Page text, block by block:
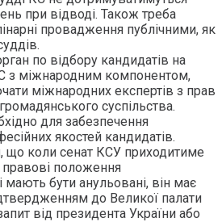
при відводі. Також треба
провадження публічними, як
по відбору кандидатів на
з міжнародним компонентом,
міжнародних експертів з прав
суспільства.
для забезпечення
якостей кандидатів.
що коли сенат КСУ приходитиме
положення
мають бути анульовані, він має
до Великої палати
від президента України або